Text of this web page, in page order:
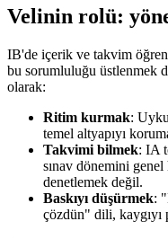
Velinin rolü:
IB'de içerik ve takvim
bu sorumluluğu üstlenmek
olarak:
Ritim kurmak:
temel altyapıyı
Takvimi bilmek: IA
sınav dönemini
denetlemek değil.
Baskıyı düşürmek:
çözdün" dili, kaygıyı